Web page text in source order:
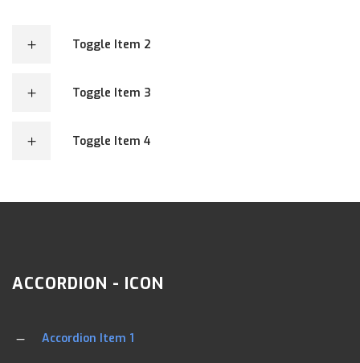
Toggle Item 2
Toggle Item 3
Toggle Item 4
ACCORDION - ICON
Accordion Item 1